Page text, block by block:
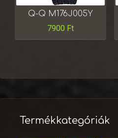
Q-Q M176J005Y
7900 Ft
Termékkategóriák